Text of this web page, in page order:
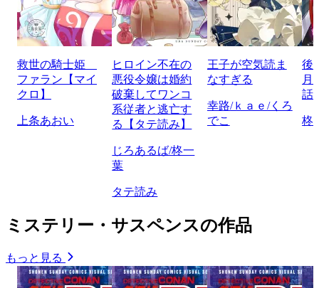
救世の騎士姫
ファラン【マイ
クロ】
上条あおい
ヒロイン不在の
悪役令嬢は婚約
破棄してワンコ
系従者と逃亡す
る【タテ読み】
じろあるば/柊一
葉
タテ読み
王子が空気読ま
なすぎる
幸路/ｋａｅ/くろ
でこ
後
月
話
柊
ミステリー・サスペンスの作品
もっと見る